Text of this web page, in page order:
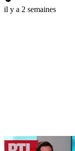
il y a 2 semaines